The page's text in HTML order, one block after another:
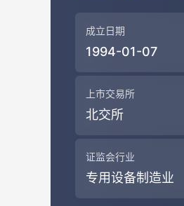
成立日期
1994-01-07
上市交易所
北交所
证监会行业
专用设备制造业